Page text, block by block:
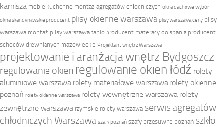
karnisza meble kuchenne montaż agregatów chłodniczych okna dachowe wybór
okna skandynawskie producent plisy okienne warszawa plisy warszawa ceny plisy
warszawa montaż plisy warszawa tanio producent materacy do spania producent
schodów drewnianych mazowieckie Projektant wnętrz Warszawa
projektowanie i aranżacja wnętrz Bydgoszcz
regulowanie okien regulowanie okien łódź rolety
aluminiowe warszawa rolety materiałowe warszawa rolety okienne
poznań rolety okienne warszawa rolety wewnętrzne warszawa rolety
zewnętrzne warszawa rzymskie rolety warszawa serwis agregatów
chłodniczych Warszawa szafy poznań szafy przesuwne poznań szkło